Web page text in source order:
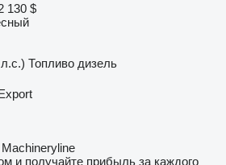
130 $
Топливо дизель
и получайте прибыль за каждого